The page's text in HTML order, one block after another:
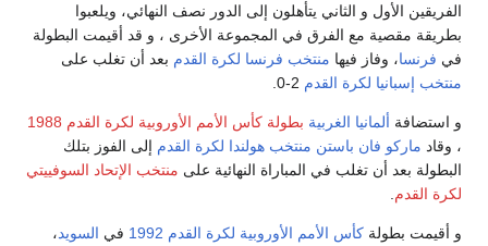
الدور نصف النهائي، ويلعبوا
الأخرى ، و قد أقيمت البطولة
لكرة القدمبعد أن تغلب على
الأمم الأوروبية لكرة القدم 1988
لكرة القدم إلى الفوز بتلك
علىمنتخب الإتحاد السوفييتي
لكرة القدم 1992 فيالسويد،